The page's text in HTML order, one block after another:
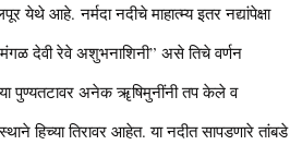
येथे आहे. नर्मदा नदीचे माहात्म्य इतर नद्यांपेक्षा
देवी रेवे अशुभनाशिनी” असे तिचे वर्णन
पुण्यतटावर अनेक ॠषिमुनींनी तप केले व
हिच्या तिरावर आहेत. या नदीत सापडणारे तांबडे